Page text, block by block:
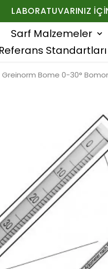
LABORATUVARINIZ
Sarf Malzemeler
Referans Standartları
Greinorm Bome 0-30°